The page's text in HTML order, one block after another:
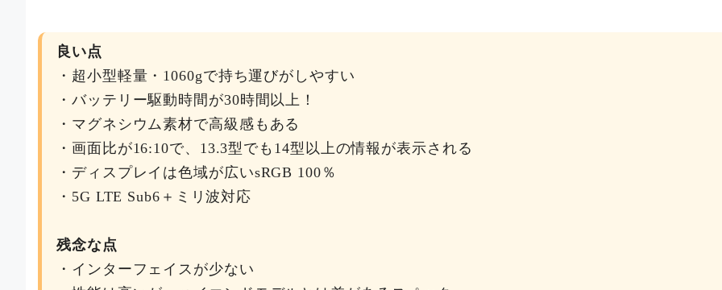
良い点
・超小型軽量・1060gで持ち運びがしやすい
・バッテリー駆動時間が30時間以上！
・マグネシウム素材で高級感もある
・画面比が16:10で、13.3型でも14型以上の情報が表示される
・ディスプレイは色域が広いsRGB 100％
・5G LTE Sub6＋ミリ波対応
残念な点
・インターフェイスが少ない